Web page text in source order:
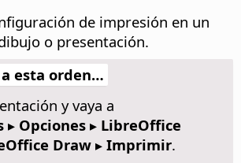
de impresión en un
o presentación.
esta orden…
y vaya a
Opciones▸ LibreOffice
Draw ▸ Imprimir.